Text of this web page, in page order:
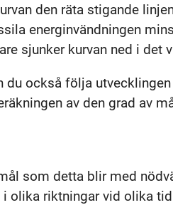
den räta stigande
energinvändningen
sjunker kurvan ned i det
du också följa
av den grad av
som detta blir med
olika riktningar vid olika